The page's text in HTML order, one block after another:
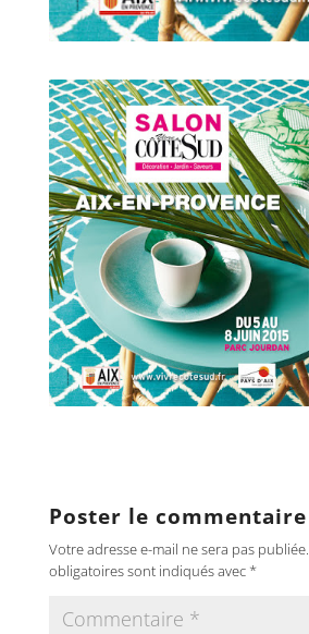
Poster le commentaire
Votre adresse e-mail ne sera pas publiée.
obligatoires sont indiqués avec *